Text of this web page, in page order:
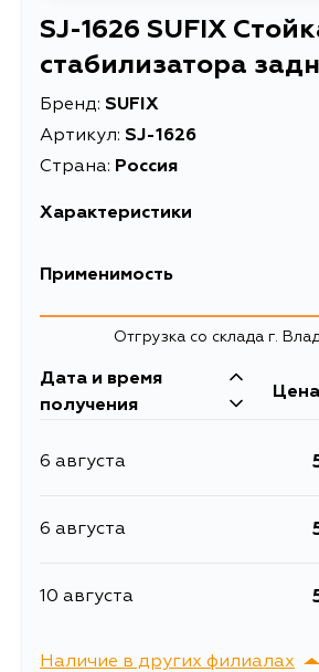
SJ-1626 SUFIX
стабилизатора
Бренд: SUFIX
Артикул: SJ-1626
Страна: Россия
Характеристики
Описание
Стойка
Товарная группа стойки
Применимость
HondaОтгрузка со склада г.
Дата и время
получения
Цена
6 августа
6 августа
10 августа
Наличие в других филиалах